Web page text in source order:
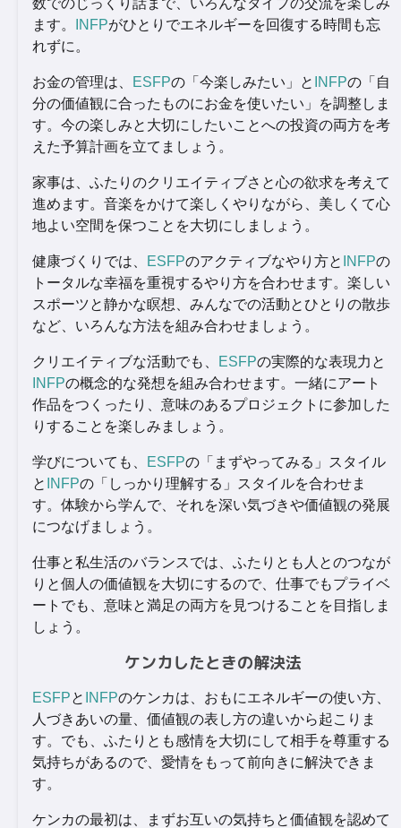
数でのじっくり話まで、いろんなタイプの交流を楽しみ
ます。
INFPがひとりでエネルギーを回復する時間も忘
れずに。
お金の管理は、 ESFPの「今楽しみたい」と INFPの「自
分の価値観に合ったものにお金を使いたい」を調整しま
す。今の楽しみと大切にしたいことへの投資の両方を考
えた予算計画を立てましょう。
家事は、ふたりのクリエイティブさと心の欲求を考えて
進めます。音楽をかけて楽しくやりながら、美しくて心
地よい空間を保つことを大切にしましょう。
健康づくりでは、 ESFPのアクティブなやり方と INFPの
トータルな幸福を重視するやり方を合わせます。楽しい
スポーツと静かな瞑想、みんなでの活動とひとりの散歩
など、いろんな方法を組み合わせましょう。
クリエイティブな活動でも、 ESFPの実際的な表現力と
INFPの概念的な発想を組み合わせます。一緒にアート
作品をつくったり、意味のあるプロジェクトに参加した
りすることを楽しみましょう。
学びについても、 ESFPの「まずやってみる」スタイル
と INFPの「しっかり理解する」スタイルを合わせま
す。体験から学んで、それを深い気づきや価値観の発展
につなげましょう。
仕事と私生活のバランスでは、ふたりとも人とのつなが
りと個人の価値観を大切にするので、仕事でもプライベ
ートでも、意味と満足の両方を見つけることを目指しま
しょう。
ケンカしたときの解決法
ESFPと INFPのケンカは、おもにエネルギーの使い方、
人づきあいの量、価値観の表し方の違いから起こりま
す。でも、ふたりとも感情を大切にして相手を尊重する
気持ちがあるので、愛情をもって前向きに解決できま
す。
ケンカの最初は、まずお互いの気持ちと価値観を認めて